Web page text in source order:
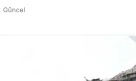
, Güncel